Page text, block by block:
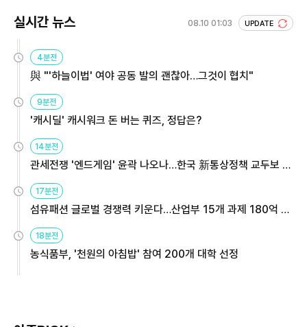
실시간 뉴스 08.10 01:03 UPDATE
4분전
與 "'하늘이법' 여야 공동 발의 괜찮아…그것이 협치"
9분전
'캐시딜' 캐시워크 돈 버는 퀴즈, 정답은?
14분전
관세전쟁 '엔드게임' 윤곽 나오나…한국 新통상정책 교두보 활
17분전
섬유패션 글로벌 경쟁력 키운다…산업부 15개 과제 180억 지
18분전
농식품부, '천원의 아침밥' 참여 200개 대학 선정